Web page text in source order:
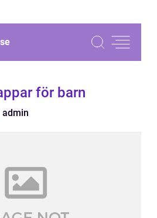
se
för barn
admin